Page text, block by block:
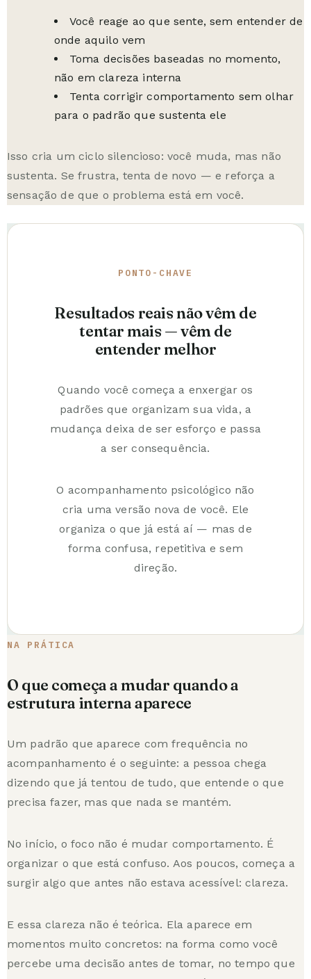
Você reage ao que sente, sem entender de
onde aquilo vem
Toma decisões baseadas no momento,
não em clareza interna
Tenta corrigir comportamento sem olhar
para o padrão que sustenta ele
Isso cria um ciclo silencioso: você muda, mas não
sustenta. Se frustra, tenta de novo — e reforça a
sensação de que o problema está em você.
PONTO-CHAVE
Resultados reais não vêm de
tentar mais — vêm de
entender melhor
Quando você começa a enxergar os
padrões que organizam sua vida, a
mudança deixa de ser esforço e passa
a ser consequência.
O acompanhamento psicológico não
cria uma versão nova de você. Ele
organiza o que já está aí — mas de
forma confusa, repetitiva e sem
direção.
NA PRÁTICA
O que começa a mudar quando a
estrutura interna aparece
Um padrão que aparece com frequência no
acompanhamento é o seguinte: a pessoa chega
dizendo que já tentou de tudo, que entende o que
precisa fazer, mas que nada se mantém.
No início, o foco não é mudar comportamento. É
organizar o que está confuso. Aos poucos, começa a
surgir algo que antes não estava acessível: clareza.
E essa clareza não é teórica. Ela aparece em
momentos muito concretos: na forma como você
percebe uma decisão antes de tomar, no tempo que